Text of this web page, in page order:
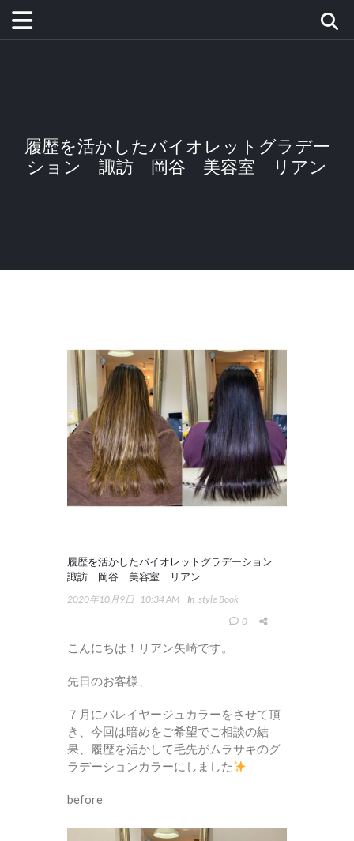
履歴を活かしたバイオレットグラデー
ション 諏訪 岡谷 美容室 リアン
履歴を活かしたバイオレットグラデーション
諏訪 岡谷 美容室 リアン
2020年10月9日 10:34 AM In Style Book
0
こんにちは！リアン矢崎です。
先日のお客様、
７月にバレイヤージュカラーをさせて頂
き、今回は暗めをご希望でご相談の結
果、履歴を活かして毛先がムラサキのグ
ラデーションカラーにしました
before